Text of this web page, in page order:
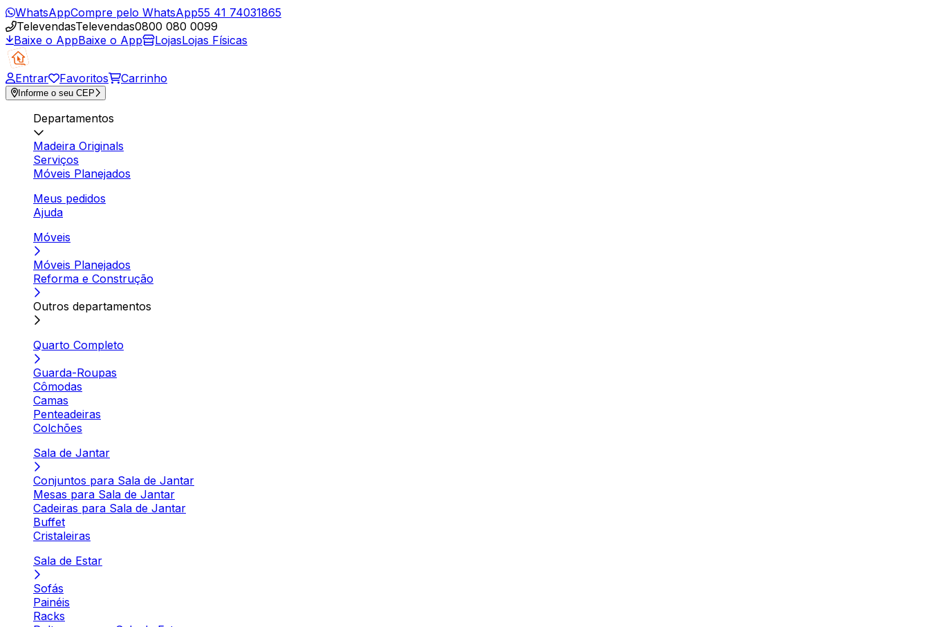
WhatsAppCompre pelo WhatsApp55 41 74031865
TelevendasTelevendas0800 080 0099
Baixe o AppBaixe o App LojasLojas Físicas
Entrar Favoritos Carrinho
Informe o seu CEP
Departamentos
Madeira Originals
Serviços
Móveis Planejados
Meus pedidos
Ajuda
Móveis
Móveis Planejados
Reforma e Construção
Outros departamentos
Quarto Completo
Guarda-Roupas
Cômodas
Camas
Penteadeiras
Colchões
Sala de Jantar
Conjuntos para Sala de Jantar
Mesas para Sala de Jantar
Cadeiras para Sala de Jantar
Buffet
Cristaleiras
Sala de Estar
Sofás
Painéis
Racks